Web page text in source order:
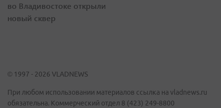
во Владивостоке открыли
новый сквер
© 1997 - 2026 VLADNEWS
При любом использовании материалов ссылка на vladnews.ru
обязательна. Коммерческий отдел 8 (423) 249-8800